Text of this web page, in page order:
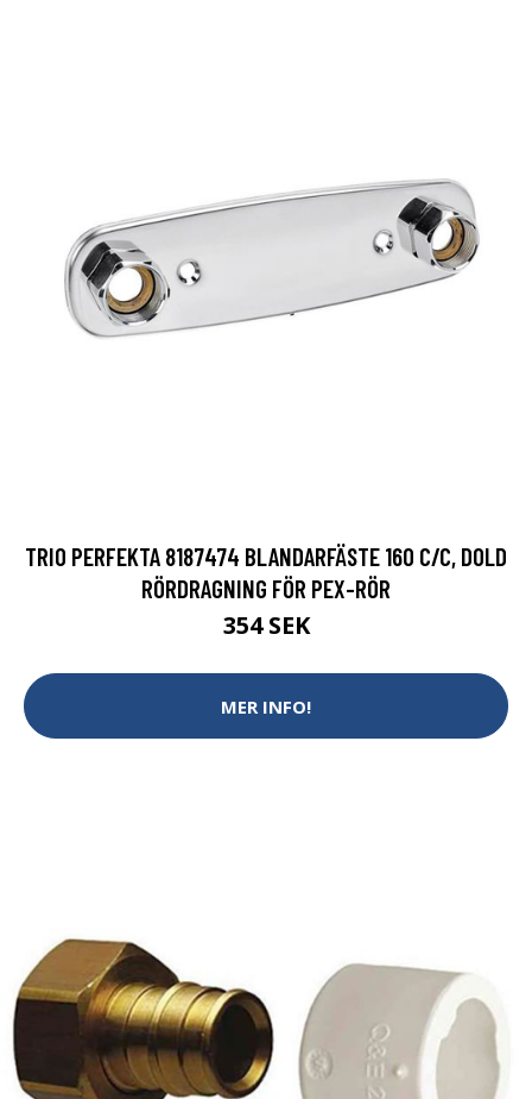
TRIO PERFEKTA 8187474 BLANDARFÄSTE 160 C/C, DOLD
RÖRDRAGNING FÖR PEX-RÖR
354 SEK
MER INFO!